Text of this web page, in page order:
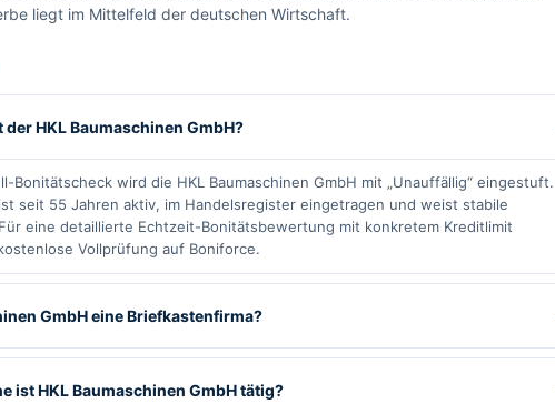
liegt im Mittelfeld der deutschen Wirtschaft.
HKL Baumaschinen GmbH?
Bonitätscheck wird die HKL Baumaschinen GmbH mit „Unauffällig“ eingestuft.
seit 55 Jahren aktiv, im Handelsregister eingetragen und weist stabile
eine detaillierte Echtzeit-Bonitätsbewertung mit konkretem Kreditlimit
Vollprüfung auf Boniforce.
GmbH eine Briefkastenfirma?
ist HKL Baumaschinen GmbH tätig?